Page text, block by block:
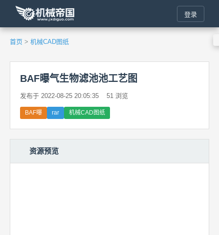
登录
首页 > 机械CAD图纸
BAF曝气生物滤池池工艺图
发布于 2022-08-25 20:05:35 51 浏览
BAF曝 rar 机械CAD图纸
资源预览